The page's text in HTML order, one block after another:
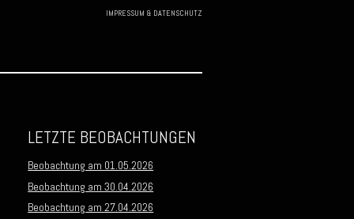
IMPRESSUM & DATENSCHUTZ
LETZTE BEOBACHTUNGEN
Beobachtung am 01.05.2026
Beobachtung am 30.04.2026
Beobachtung am 27.04.2026